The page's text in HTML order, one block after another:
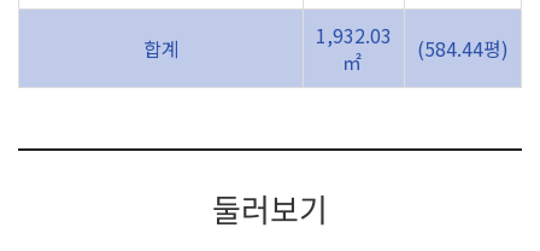
합계
1,932.03
㎡
(584.44평)
둘러보기